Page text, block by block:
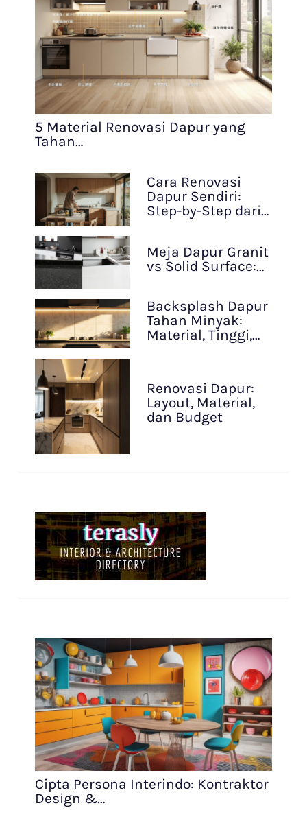
5 Material Renovasi Dapur yang
Tahan…
Cara Renovasi
Dapur Sendiri:
Step-by-Step dari…
Meja Dapur Granit
vs Solid Surface:…
Backsplash Dapur
Tahan Minyak:
Material, Tinggi,…
Renovasi Dapur:
Layout, Material,
dan Budget
Cipta Persona Interindo: Kontraktor
Design &…